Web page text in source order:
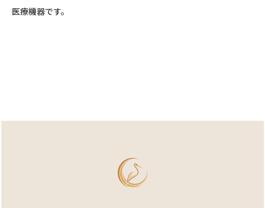
医療機器です。